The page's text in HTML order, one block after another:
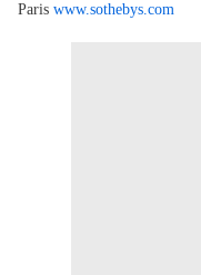
Paris www.sothebys.com